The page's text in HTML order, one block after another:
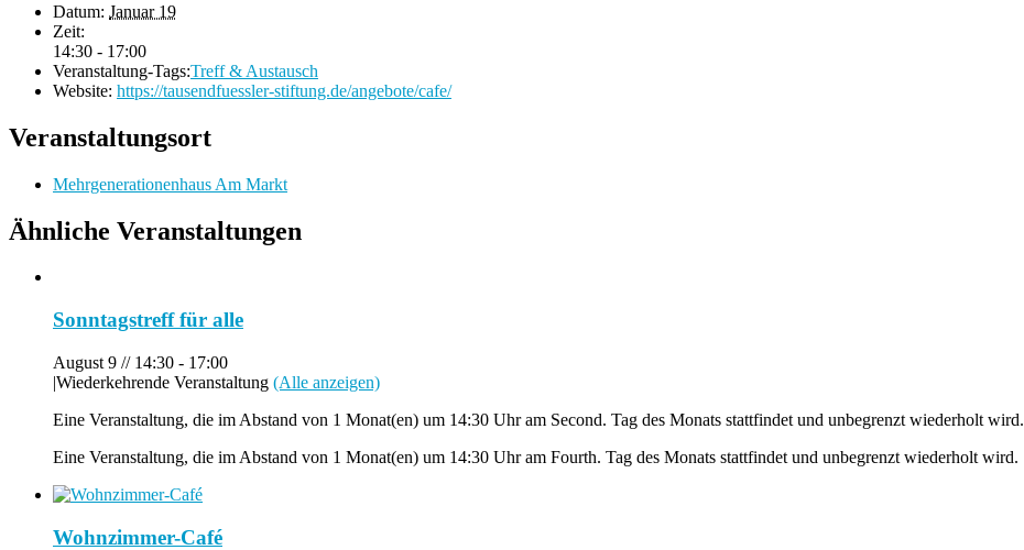
Datum: Januar 19
Zeit:
14:30 - 17:00
Veranstaltung-Tags:Treff & Austausch
Website: https://tausendfuessler-stiftung.de/angebote/cafe/
Veranstaltungsort
Mehrgenerationenhaus Am Markt
Ähnliche Veranstaltungen
Sonntagstreff für alle
August 9 // 14:30 - 17:00
|Wiederkehrende Veranstaltung (Alle anzeigen)
Eine Veranstaltung, die im Abstand von 1 Monat(en) um 14:30 Uhr am Second. Tag des Monats stattfindet und unbegrenzt wiederholt wird.
Eine Veranstaltung, die im Abstand von 1 Monat(en) um 14:30 Uhr am Fourth. Tag des Monats stattfindet und unbegrenzt wiederholt wird.
Wohnzimmer-Café